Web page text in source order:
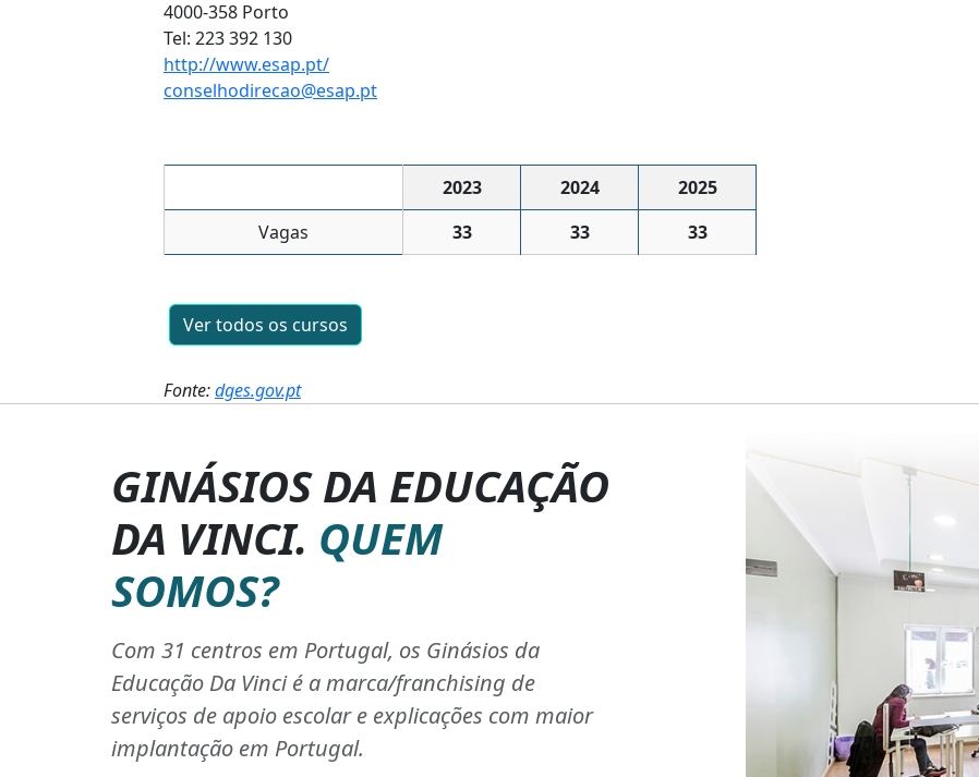
4000-358 Porto
Tel: 223 392 130
http://www.esap.pt/
conselhodirecao@esap.pt
2023 2024
2025
Vagas
33 33 33
Ver todos os cursos
Fonte:dges.gov.pt
GINÁSIOS DA EDUCAÇÃO
DA VINCI. QUEM
SOMOS?
Com 31 centros em Portugal, os Ginásios da
Educação Da Vinci é a marca/franchising de
serviços de apoio escolar e explicações com maior
implantação em Portugal.